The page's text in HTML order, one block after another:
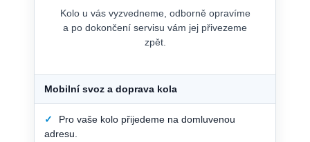
Kolo u vás vyzvedneme, odborně opravíme
a po dokončení servisu vám jej přivezeme
zpět.
Mobilní svoz a doprava kola
✓
Pro vaše kolo přijedeme na domluvenou
adresu.